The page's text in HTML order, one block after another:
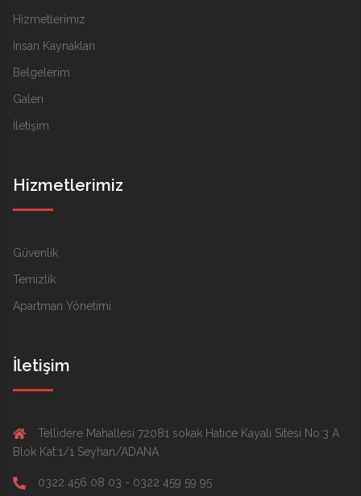
Hizmetlerimiz
İnsan Kaynakları
Belgelerim
Galeri
İletişim
Hizmetlerimiz
Güvenlik
Temizlik
Apartman Yönetimi
İletişim
Tellidere Mahallesi 72081 sokak Hatice Kayalı Sitesi No:3 A
Blok Kat:1/1 Seyhan/ADANA
0322 456 08 03 - 0322 459 59 95